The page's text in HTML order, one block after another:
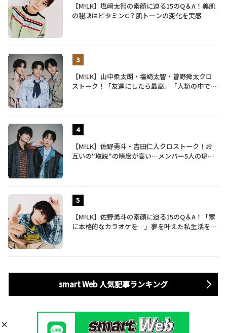
【M!LK】塩﨑太智の素顔に迫る15のQ＆A！美肌
の秘訣はビタミンC？肌トーンの変化を実感
【M!LK】山中柔太朗・塩﨑太智・曽野舜太クロ
ストーク！「友達にしたら最高」「人類の中で桁
【M!LK】佐野勇斗・吉田仁人クロストーク！お
互いの"取説"の精度が高い…メンバー5人の現在
【M!LK】佐野勇斗の素顔に迫る15のQ＆A！「家
に本格的なカラオケを…」夢を叶えた私生活を公
smart Web 人気記事ランキング